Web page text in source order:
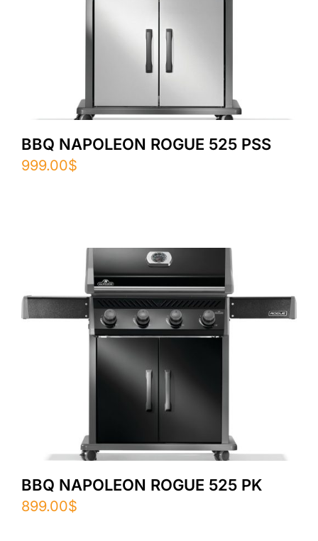
BBQ NAPOLEON ROGUE 525 PSS
999.00$
BBQ NAPOLEON ROGUE 525 PK
899.00$